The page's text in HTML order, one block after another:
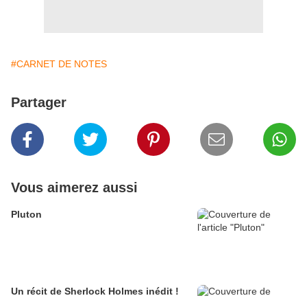
#CARNET DE NOTES
Partager
Vous aimerez aussi
Pluton
Un récit de Sherlock Holmes inédit !